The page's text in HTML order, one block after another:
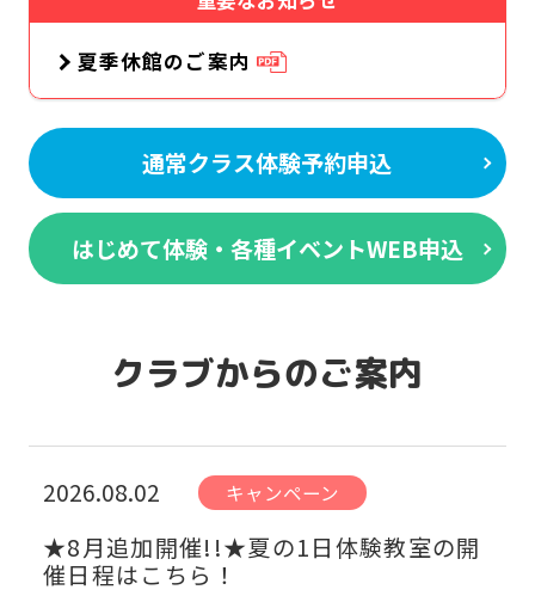
夏季休館のご案内
通常クラス体験予約申込
はじめて体験・各種イベントWEB申込
クラブからのご案内
2026.08.02 キャンペーン
★8月追加開催!!★夏の1日体験教室の開
催日程はこちら！